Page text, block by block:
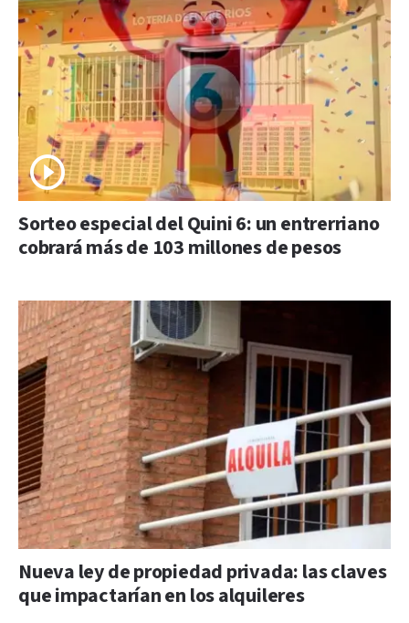
Sorteo especial del Quini 6: un entrerriano
cobrará más de 103 millones de pesos
Nueva ley de propiedad privada: las claves
que impactarían en los alquileres